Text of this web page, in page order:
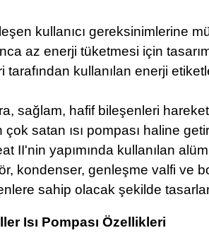
kullanıcı gereksinimlerine
az enerji tüketmesi için
kullanılan enerji
sağlam, hafif bileşenleri
satan ısı pompası haline
II'nin yapımında kullanılan
kondenser, genleşme valfi ve
sahip olacak şekilde
Isı Pompası Özellikleri